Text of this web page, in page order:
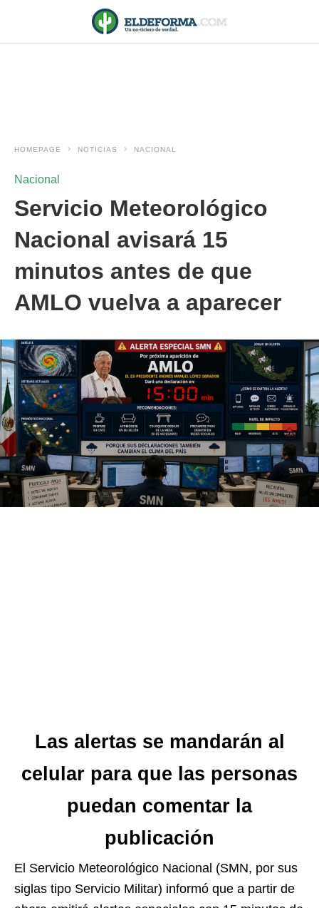
HOMEPAGE NOTICIAS NACIONAL
Nacional
Servicio Meteorológico
Nacional avisará 15
minutos antes de que
AMLO vuelva a aparecer
Las alertas se mandarán al
celular para que las personas
puedan comentar la
publicación
El Servicio Meteorológico Nacional (SMN, por sus
siglas tipo Servicio Militar) informó que a partir de